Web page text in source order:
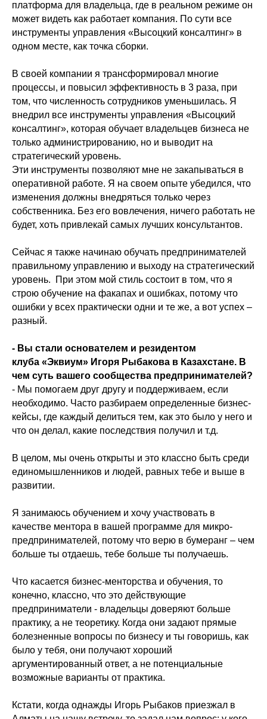
платформа для владельца, где в реальном режиме он
может видеть как работает компания. По сути все
инструменты управления «Высоцкий консалтинг» в
одном месте, как точка сборки.
В своей компании я трансформировал многие
процессы, и повысил эффективность в 3 раза, при
том, что численность сотрудников уменьшилась. Я
внедрил все инструменты управления «Высоцкий
консалтинг», которая обучает владельцев бизнеса не
только администрированию, но и выводит на
стратегический уровень.
Эти инструменты позволяют мне не закапываться в
оперативной работе. Я на своем опыте убедился, что
изменения должны внедряться только через
собственника. Без его вовлечения, ничего работать не
будет, хоть привлекай самых лучших консультантов.
Сейчас я также начинаю обучать предпринимателей
правильному управлению и выходу на стратегический
уровень. При этом мой стиль состоит в том, что я
строю обучение на факапах и ошибках, потому что
ошибки у всех практически одни и те же, а вот успех –
разный.
- Вы стали основателем и резидентом
клуба «Эквиум» Игоря Рыбакова в Казахстане. В
чем суть вашего сообщества предпринимателей?
- Мы помогаем друг другу и поддерживаем, если
необходимо. Часто разбираем определенные бизнес-
кейсы, где каждый делиться тем, как это было у него и
что он делал, какие последствия получил и т.д.
В целом, мы очень открыты и это классно быть среди
единомышленников и людей, равных тебе и выше в
развитии.
Я занимаюсь обучением и хочу участвовать в
качестве ментора в вашей программе для микро-
предпринимателей, потому что верю в бумеранг – чем
больше ты отдаешь, тебе больше ты получаешь.
Что касается бизнес-менторства и обучения, то
конечно, классно, что это действующие
предприниматели - владельцы доверяют больше
практику, а не теоретику. Когда они задают прямые
болезненные вопросы по бизнесу и ты говоришь, как
было у тебя, они получают хороший
аргументированный ответ, а не потенциальные
возможные варианты от практика.
Кстати, когда однажды Игорь Рыбаков приезжал в